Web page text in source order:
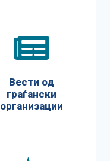
Вести од
граѓански
организации